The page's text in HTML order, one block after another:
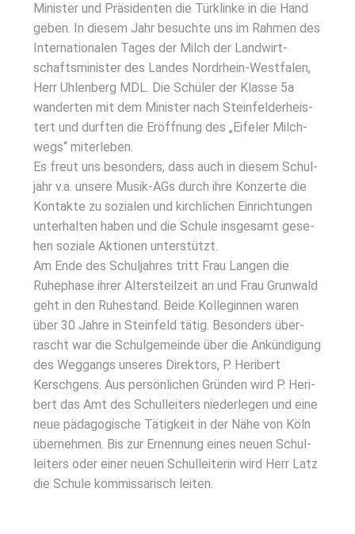
Minis­ter und Prä­si­den­ten die Tür­klin­ke in die Hand
geben. In die­sem Jahr besuch­te uns im Rah­men des
Inter­na­tio­na­len Tages der Milch der Land­wirt­
schafts­mi­nis­ter des Lan­des Nord­rhein-West­fa­len,
Herr Uhlen­berg MDL. Die Schü­ler der Klas­se 5a
wan­der­ten mit dem Minis­ter nach Stein­fel­d­er­he­is­
tert und durf­ten die Eröff­nung des „Eife­l­er Milch­
wegs“ mit­er­le­ben.
Es freut uns beson­ders, dass auch in die­sem Schul­
jahr v.a. unse­re Musik-AGs durch ihre Kon­zer­te die
Kon­tak­te zu sozia­len und kirch­li­chen Ein­rich­tun­gen
unter­hal­ten haben und die Schu­le ins­ge­samt gese­
hen sozia­le Aktio­nen unter­stützt.
Am Ende des Schul­jah­res tritt Frau Lan­gen die
Ruhe­pha­se ihrer Alters­teil­zeit an und Frau Grun­wald
geht in den Ruhe­stand. Bei­de Kol­le­gin­nen waren
über 30 Jah­re in Stein­feld tätig. Beson­ders über­
rascht war die Schul­ge­mein­de über die Ankün­di­gung
des Weg­gangs unse­res Direk­tors, P. Heri­bert
Kersch­ge­ns. Aus per­sön­li­chen Grün­den wird P. Heri­
bert das Amt des Schul­lei­ters nie­der­le­gen und eine
neue päd­ago­gi­sche Tätig­keit in der Nähe von Köln
über­neh­men. Bis zur Ernen­nung eines neu­en Schul­
lei­ters oder einer neu­en Schul­lei­te­rin wird Herr Latz
die Schu­le kom­mis­sa­risch lei­ten.